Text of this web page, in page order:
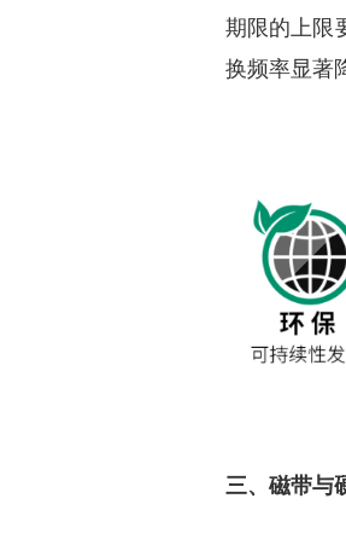
期限的上限
换频率显著
三、磁带与